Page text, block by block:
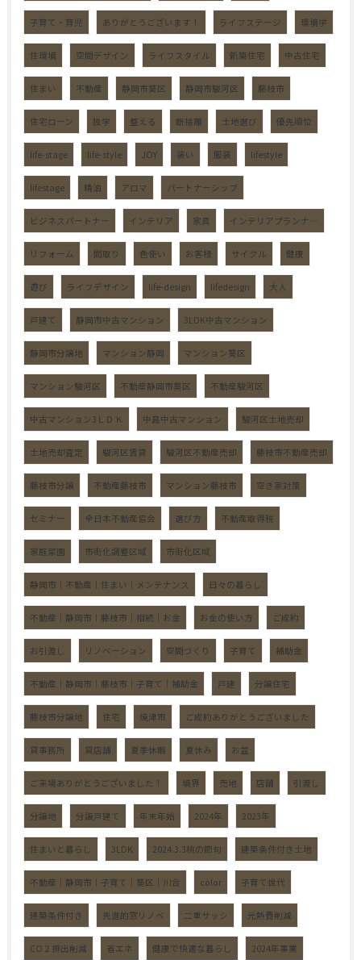
子育て・育児 ありがとうございます！ ライフステージ 環境学
住環境 空間デザイン ライフスタイル 新築住宅 中古住宅
住まい 不動産 静岡市葵区 静岡市駿河区 藤枝市
住宅ローン 独学 整える 断捨離 土地選び 優先順位
life-stage life-style JOY 装い 服装 lifestyle
lifestage 精油 アロマ パートナーシップ
ビジネスパートナー インテリア 家具 インテリアプランナ―
リフォーム 間取り 色使い お客様 サイクル 健康
遊び ライフデザイン life-design lifedesign 大人
戸建て 静岡市中古マンション 3LDK中古マンション
静岡市分譲地 マンション静岡 マンション葵区
マンション駿河区 不動産静岡市葵区 不動産駿河区
中古マンション3ＬＤＫ 中島中古マンション 駿河区土地売却
土地売却査定 駿河区賃貸 駿河区不動産売却 藤枝市不動産売却
藤枝市分譲 不動産藤枝市 マンション藤枝市 空き家対策
セミナー 全日本不動産協会 選び方 不動産取得税
家庭菜園 市街化調整区域 市街化区域
静岡市｜不動産｜住まい｜メンテナンス 日々の暮らし
不動産｜静岡市｜藤枝市｜相続｜お金 お金の使い方 ご成約
お引渡し リノベーション 空間づくり 子育て 補助金
不動産｜静岡市｜藤枝市｜子育て｜補助金 戸建 分譲住宅
藤枝市分譲地 住宅 焼津市 ご成約ありがとうございました
貸事務所 貸店舗 夏季休暇 夏休み お盆
ご来場ありがとうございました！ 境界 売地 店舗 引渡し
分譲地 分譲戸建て 年末年始 2024年 2023年
住まいと暮らし 3LDK 2024.3.3桃の節句 建築条件付き土地
不動産｜静岡市｜子育て｜葵区｜川合 color 子育て世代
建築条件付き 先進的窓リノベ 二重サッシ 光熱費削減
CO２排出削減 省エネ 健康で快適な暮らし 2024年事業